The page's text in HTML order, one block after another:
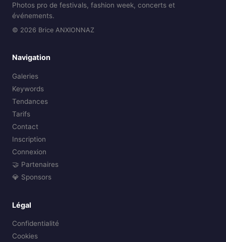
Photos pro de festivals, fashion week, concerts et
événements.
© 2026 Brice ANXIONNAZ
Navigation
Galeries
Keywords
Tendances
Tarifs
Contact
Inscription
Connexion
🤝 Partenaires
💎 Sponsors
Légal
Confidentialité
Cookies